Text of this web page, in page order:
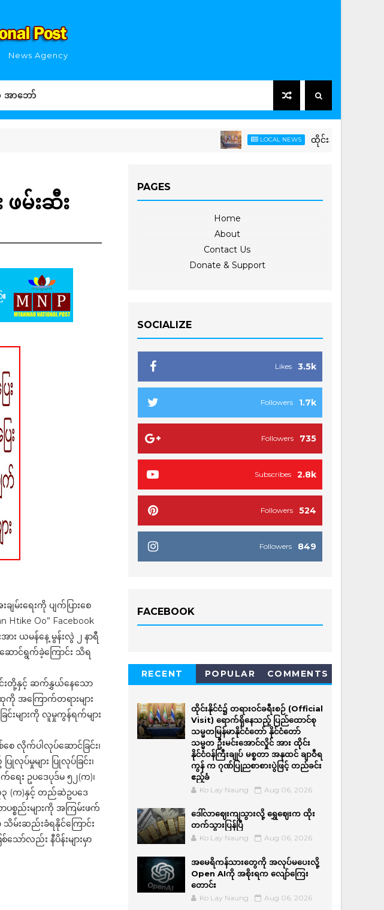
News Agency
ာဘော်
LOCAL NEWS ထိုင်းနိုင်ငံ၌ တရားဝင်ခရီး
မ်းဆီး
ျမ်းရေးကို ပျက်ပြားစေ
Htike Oo” Facebook
ား ယမန်နေ့ မွန်းလွဲ ၂ နာရီ
ောင်ရွက်ခဲ့ကြောင်း သိရ
ယင်းတို့နှင့် ဆက်နွှယ်နေသော
ကို အကြောက်တရားများ
ခြင်းများကို လူမှုကွန်ရက်များ
စေ လိုက်ပါလုပ်ဆောင်ခြင်း၊
လုပ်မှုများ ပြုလုပ်ခြင်း၊
ရေး ဥပဒေပုဒ်မ ၅၂(က)၊
၃ (က)နှင့် တည်ဆဲဥပဒေ
စ္စည်းများကို အကြမ်းဖက်
သိမ်းဆည်းခံရနိုင်ကြောင်း
ော်လည်း နီပိန်းများမှာ
PAGES
Home
About
Contact Us
Donate & Support
SOCIALIZE
3.5k
Likes
1.7k
Followers
735
Followers
2.8k
Subscribes
524
Followers
849
Followers
FACEBOOK
RECENT POPULAR COMMENTS
ထိုင်းနိုင်ငံ၌ တရားဝင်ခရီးစဉ် (Official
Visit) ရောက်ရှိနေသည့် ပြည်ထောင်စု
သမ္မတမြန်မာနိုင်ငံတော် နိုင်ငံတော်
သမ္မတ ဦးမင်းအောင်လှိုင် အား ထိုင်း
နိုင်ငံဝန်ကြီးချုပ် မစ္စတာ အနုထင် ချာဝီရ
ကွန် က ဂုဏ်ပြုညစာစားပွဲဖြင့် တည်ခင်း
ဧည့်ခံ
Ko Lay Naung Aug 06, 2026
ဒေါ်လာဈေးကျသွားလို့ ရွှေဈေးက ထိုး
တက်သွားပြန်ပြီ
Ko Lay Naung Aug 06, 2026
အမေရိကန်သားတွေကို အလုပ်မပေးလို့
Open AIကို အစိုးရက လျော်ကြေး
တောင်း
Ko Lay Naung Aug 06, 2026